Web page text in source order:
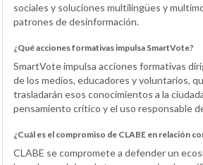
sociales y soluciones multilingües y
patrones de desinformación.
¿Qué acciones formativas impulsa SmartVote?
SmartVote impulsa acciones formativas
de los medios, educadores y voluntarios,
trasladarán esos conocimientos a la
pensamiento crítico y el uso responsable
¿Cuál es el compromiso de CLABE en relación
CLABE se compromete a defender un